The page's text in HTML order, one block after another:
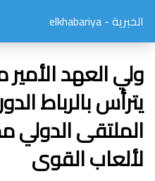
الخبرية - elkhabariya
ولي العهد
الملتقى
لألعاب القوى